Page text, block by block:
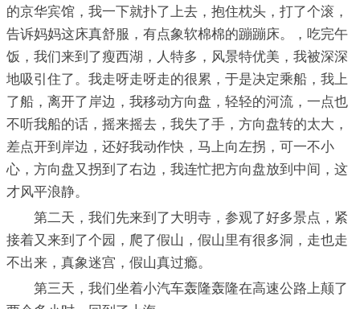
的京华宾馆，我一下就扑了上去，抱住枕头，打了个滚，
告诉妈妈这床真舒服，有点象软棉棉的蹦蹦床。，吃完午
饭，我们来到了瘦西湖，人特多，风景特优美，我被深深
地吸引住了。我走呀走呀走的很累，于是决定乘船，我上
了船，离开了岸边，我移动方向盘，轻轻的河流，一点也
不听我船的话，摇来摇去，我失了手，方向盘转的太大，
差点开到岸边，还好我动作快，马上向左拐，可一不小
心，方向盘又拐到了右边，我连忙把方向盘放到中间，这
才风平浪静。
第二天，我们先来到了大明寺，参观了好多景点，紧
接着又来到了个园，爬了假山，假山里有很多洞，走也走
不出来，真象迷宫，假山真过瘾。
第三天，我们坐着小汽车轰隆轰隆在高速公路上颠了